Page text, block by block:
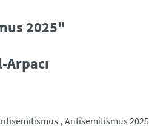
2025"
Antisemitismus 2025